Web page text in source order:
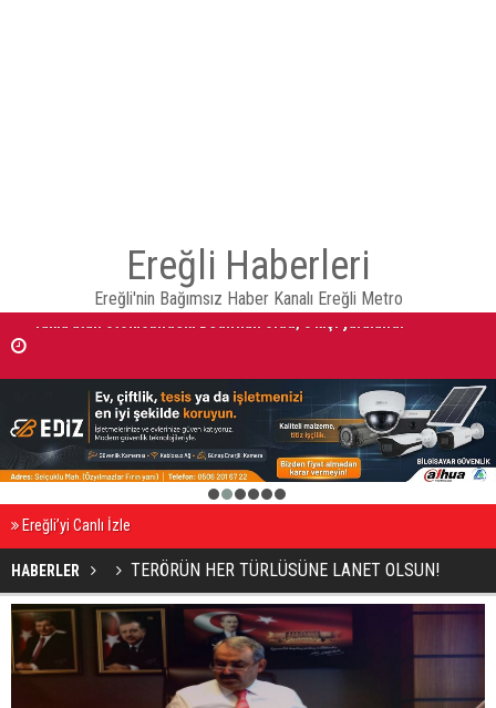
Ereğli Haberleri
Ereğli'nin Bağımsız Haber Kanalı Ereğli Metro
yaralandı
2 3 4 5 6
Ereğli’yi Canlı İzle
HABERLER TERÖRÜN HER TÜRLÜSÜNE LANET OLSUN!